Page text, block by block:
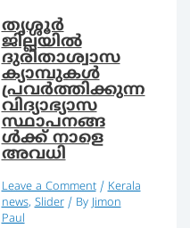
തൃശ്ശൂര്‍
ജില്ലയില്‍
ദുരിതാശ്വാസ
ക്യാമ്പുകള്‍
പ്രവര്‍ത്തിക്കുന്ന
വിദ്യാഭ്യാസ
സ്ഥാപനങ്ങ
ള്‍ക്ക് നാളെ
അവധി
Leave a Comment /Kerala
news,Slider/ ByJimon
Paul